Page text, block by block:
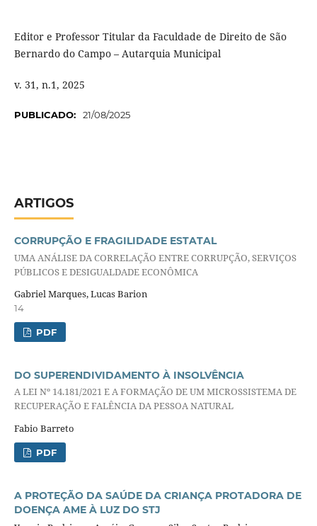
Editor e Professor Titular da Faculdade de Direito de São
Bernardo do Campo – Autarquia Municipal
v. 31, n.1, 2025
PUBLICADO: 21/08/2025
ARTIGOS
CORRUPÇÃO E FRAGILIDADE ESTATAL
UMA ANÁLISE DA CORRELAÇÃO ENTRE CORRUPÇÃO, SERVIÇOS
PÚBLICOS E DESIGUALDADE ECONÔMICA
Gabriel Marques, Lucas Barion
14
PDF
DO SUPERENDIVIDAMENTO À INSOLVÊNCIA
A LEI Nº 14.181/2021 E A FORMAÇÃO DE UM MICROSSISTEMA DE
RECUPERAÇÃO E FALÊNCIA DA PESSOA NATURAL
Fabio Barreto
PDF
A PROTEÇÃO DA SAÚDE DA CRIANÇA PROTADORA DE
DOENÇA AME À LUZ DO STJ